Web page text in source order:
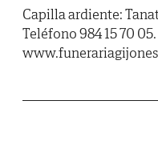
Capilla ardiente:
Teléfono 984 15 70